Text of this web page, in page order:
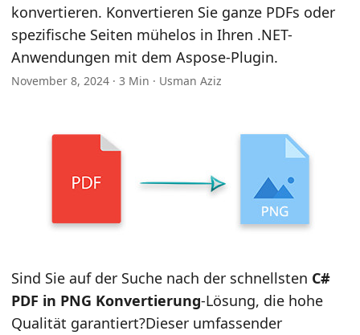
o
n
konvertieren. Konvertieren Sie ganze PDFs oder
spezifische Seiten mühelos in Ihren .NET-
Anwendungen mit dem Aspose-Plugin.
November 8, 2024 · 3 Min · Usman Aziz
Sind Sie auf der Suche nach der schnellsten C#
PDF in PNG Konvertierung-Lösung, die hohe
Qualität garantiert?Dieser umfassender